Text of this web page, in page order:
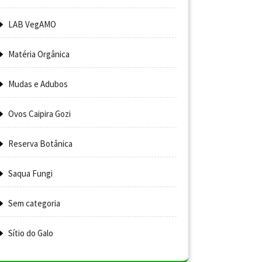
LAB VegAMO
Matéria Orgânica
Mudas e Adubos
Ovos Caipira Gozi
Reserva Botânica
Saqua Fungi
Sem categoria
Sítio do Galo